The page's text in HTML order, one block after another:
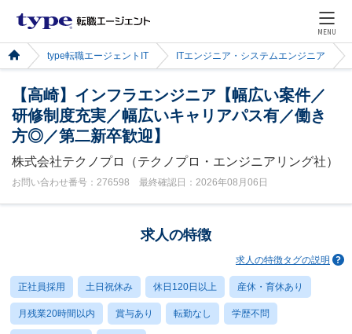
MENU
type転職エージェントIT ITエンジニア・システムエンジニア
【高崎】インフラエンジニア【幅広い案件／
研修制度充実／幅広いキャリアパス有／働き
方◎／第二新卒歓迎】
株式会社テクノプロ（テクノプロ・エンジニアリング社）
お問い合わせ番号：276598 最終確認日：2026年08月06日
求人の特徴
求人の特徴タグの説明
正社員採用 土日祝休み 休日120日以上 産休・育休あり
月残業20時間以内 賞与あり 転勤なし 学歴不問